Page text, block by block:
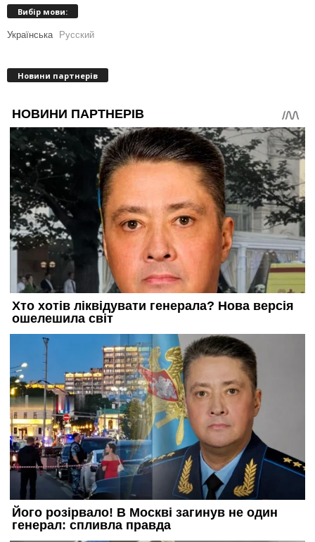
Вибір мови:
Українська Русский
Новини партнерів